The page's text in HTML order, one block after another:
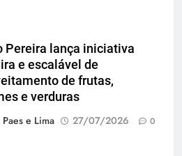
Pereira lança iniciativa
e escalável de
de frutas,
e verduras
e Lima
27/07/2026 0